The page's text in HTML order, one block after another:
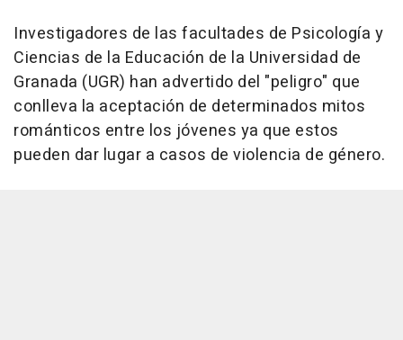
Investigadores de las facultades de Psicología y
Ciencias de la Educación de la Universidad de
Granada (UGR) han advertido del "peligro" que
conlleva la aceptación de determinados mitos
románticos entre los jóvenes ya que estos
pueden dar lugar a casos de violencia de género.